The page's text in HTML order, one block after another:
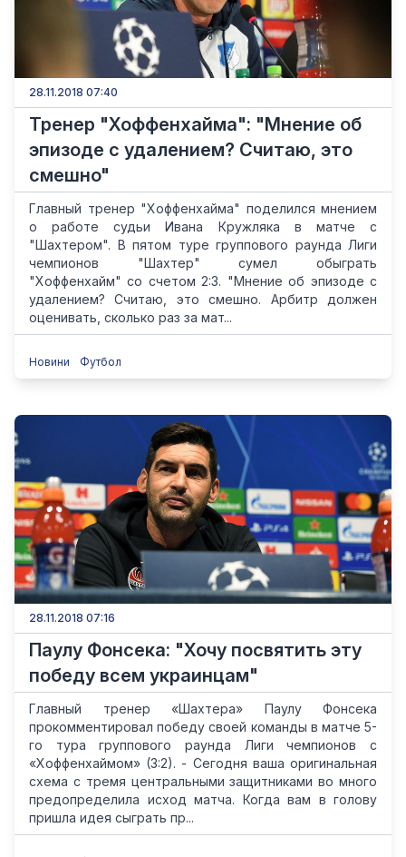
28.11.2018 07:40
Тренер "Хоффенхайма": "Мнение об
эпизоде с удалением? Считаю, это
смешно"
Главный тренер "Хоффенхайма" поделился мнением
о работе судьи Ивана Кружляка в матче с
"Шахтером". В пятом туре группового раунда Лиги
чемпионов "Шахтер" сумел обыграть
"Хоффенхайм" со счетом 2:3. "Мнение об эпизоде с
удалением? Считаю, это смешно. Арбитр должен
оценивать, сколько раз за мат...
Новини Футбол
28.11.2018 07:16
Паулу Фонсека: "Хочу посвятить эту
победу всем украинцам"
Главный тренер «Шахтера» Паулу Фонсека
прокомментировал победу своей команды в матче 5-
го тура группового раунда Лиги чемпионов с
«Хоффенхаймом» (3:2). - Сегодня ваша оригинальная
схема с тремя центральными защитниками во много
предопределила исход матча. Когда вам в голову
пришла идея сыграть пр...